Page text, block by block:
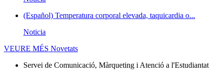
(Español) Temperatura corporal elevada, taquicardia o...
Noticia
VEURE MÉS Novetats
Servei de Comunicació, Màrqueting i Atenció a l'Estudiantat